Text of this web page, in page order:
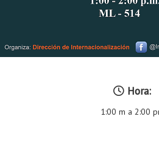
Hora:
1:00 m a 2:00